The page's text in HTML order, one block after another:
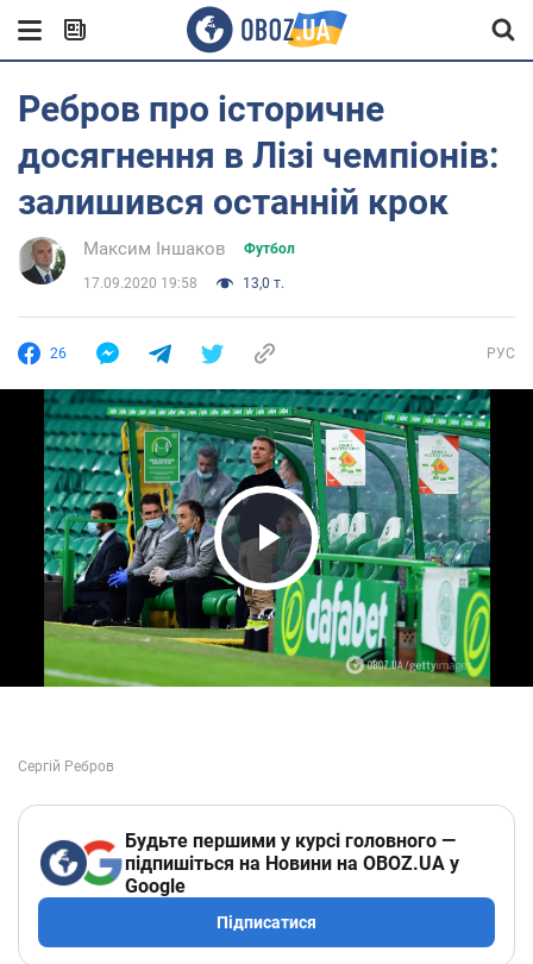
Ребров про історичне
досягнення в Лізі чемпіонів:
залишився останній крок
Максим Іншаков Футбол
17.09.2020 19:58 13,0 т.
26 РУС
Play Video
Будьте першими у курсі головного —
підпишіться на Новини на OBOZ.UA у
Google
Підписатися